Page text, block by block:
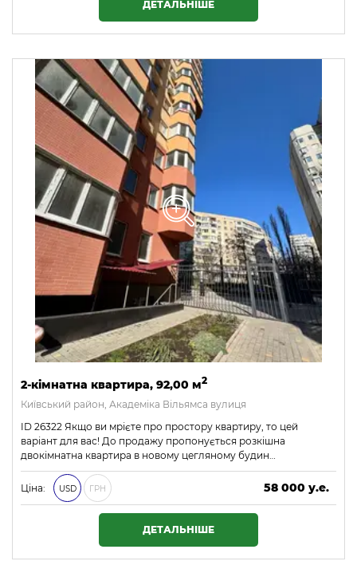
ДЕТАЛЬНІШЕ
2-кімнатна квартира, 92,00 м2
Київський район, Академіка Вільямса вулиця
ID 26322 Якщо ви мрієте про простору квартиру, то цей
варіант для вас! До продажу пропонується розкішна
двокімнатна квартира в новому цегляному будин…
Ціна: USD ГРН
58 000 у.е.
2 494 000 ₴
ДЕТАЛЬНІШЕ